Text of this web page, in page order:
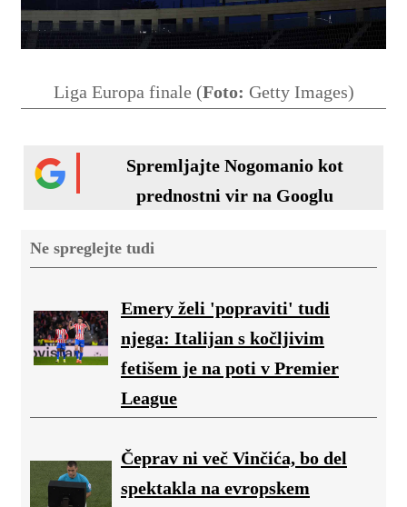
Liga Europa finale (Foto: Getty Images)
Spremljajte Nogomanio kot
prednostni vir na Googlu
Ne spreglejte tudi
Emery želi 'popraviti' tudi
njega: Italijan s kočljivim
fetišem je na poti v Premier
League
Čeprav ni več Vinčića, bo del
spektakla na evropskem